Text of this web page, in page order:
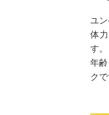
ユ
体
す。
年
クで